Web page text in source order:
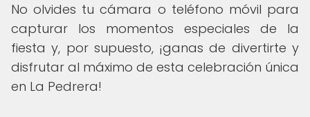
No olvides tu cámara o teléfono móvil para
capturar los momentos especiales de la
fiesta y, por supuesto, ¡ganas de divertirte y
disfrutar al máximo de esta celebración única
en La Pedrera!